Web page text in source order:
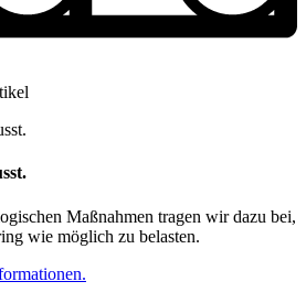
Maßnahmen tragen wir dazu bei,
wie möglich zu belasten.